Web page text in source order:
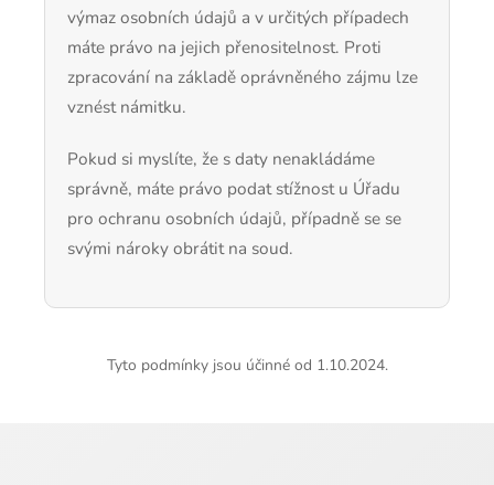
výmaz osobních údajů a v určitých případech
máte právo na jejich přenositelnost. Proti
zpracování na základě oprávněného zájmu lze
vznést námitku.
Pokud si myslíte, že s daty nenakládáme
správně, máte právo podat stížnost u Úřadu
pro ochranu osobních údajů, případně se se
svými nároky obrátit na soud.
Tyto podmínky jsou účinné od 1.10.2024.